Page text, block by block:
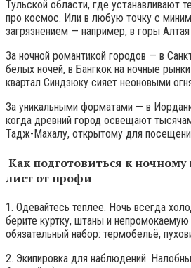
Тульской области, где устанавливают
про космос. Или в любую точку с
загрязнением — например, в горы
За ночной романтикой городов — в
белых ночей, в Бангкок на ночные
квартал Синдзюку сияет неоновыми
За уникальными форматами — в
когда древний город освещают
Тадж-Махалу, открытому для
Как подготовиться к
лист от профи
1. Одевайтесь теплее. Ночь всегда
берите куртку, штаны и
обязательный набор: термобельё,
2. Экипировка для наблюдений.